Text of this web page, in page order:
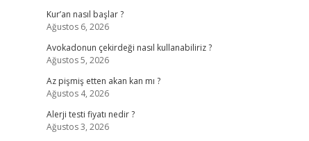
Kur’an nasıl başlar ?
Ağustos 6, 2026
Avokadonun çekirdeği nasıl kullanabiliriz ?
Ağustos 5, 2026
Az pişmiş etten akan kan mı ?
Ağustos 4, 2026
Alerji testi fiyatı nedir ?
Ağustos 3, 2026